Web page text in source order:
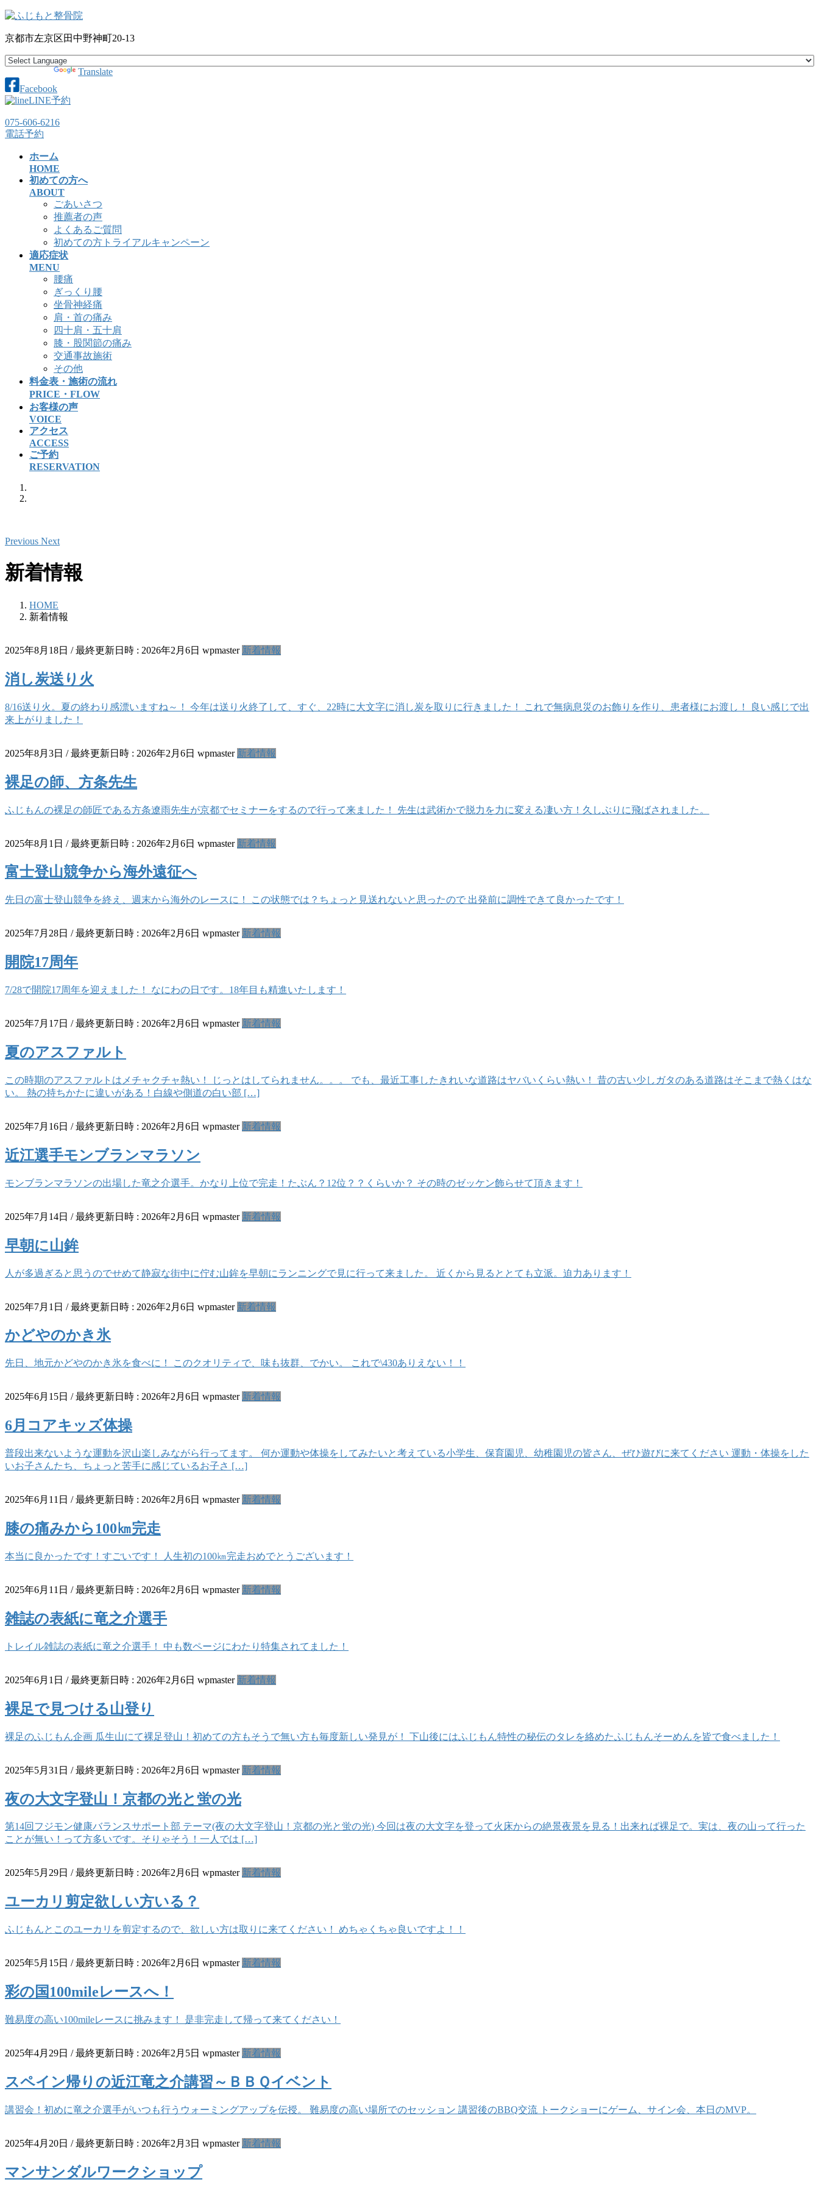
コ
テ
ン
ツ
へ
ス
キ
ッ
プ
ナ
ゲ
ー
シ
ョ
ン
に
移
動
京都市左京区田中野神町20-13
Translate
Facebook
LINE予約
075-606-6216
電話予約
ホーム
HOME
初めての方へ
ABOUT
ごあいさつ
推薦者の声
よくあるご質問
初めての方トライアルキャンペーン
適応症状
MENU
腰痛
ぎっくり腰
坐骨神経痛
肩・首の痛み
四十肩・五十肩
膝・股関節の痛み
交通事故施術
その他
料金表・施術の流れ
PRICE・FLOW
お客様の声
VOICE
アクセス
ACCESS
ご予約
RESERVATION
Previous Next
新着情報
HOME
新着情報
2025年8月18日 / 最終更新日時 : 2026年2月6日 wpmaster 新着情報
消し炭送り火
8/16送り火。夏の終わり感漂いますね～！ 今年は送り火終了して、すぐ、22時に大文字に消し炭を取りに行きました！ これで無病息災のお飾りを作り、患者様にお渡し！ 良い感じで出
来上がりました！
2025年8月3日 / 最終更新日時 : 2026年2月6日 wpmaster 新着情報
裸足の師、方条先生
ふじもんの裸足の師匠である方条遼雨先生が京都でセミナーをするので行って来ました！ 先生は武術かで脱力を力に変える凄い方！久しぶりに飛ばされました。
2025年8月1日 / 最終更新日時 : 2026年2月6日 wpmaster 新着情報
富士登山競争から海外遠征へ
先日の富士登山競争を終え、週末から海外のレースに！ この状態では？ちょっと見送れないと思ったので 出発前に調性できて良かったです！
2025年7月28日 / 最終更新日時 : 2026年2月6日 wpmaster 新着情報
開院17周年
7/28で開院17周年を迎えました！ なにわの日です。18年目も精進いたします！
2025年7月17日 / 最終更新日時 : 2026年2月6日 wpmaster 新着情報
夏のアスファルト
この時期のアスファルトはメチャクチャ熱い！ じっとはしてられません。。。 でも、最近工事したきれいな道路はヤバいくらい熱い！ 昔の古い少しガタのある道路はそこまで熱くはな
い。 熱の持ちかたに違いがある！白線や側道の白い部 […]
2025年7月16日 / 最終更新日時 : 2026年2月6日 wpmaster 新着情報
近江選手モンブランマラソン
モンブランマラソンの出場した竜之介選手。かなり上位で完走！たぶん？12位？？くらいか？ その時のゼッケン飾らせて頂きます！
2025年7月14日 / 最終更新日時 : 2026年2月6日 wpmaster 新着情報
早朝に山鉾
人が多過ぎると思うのでせめて静寂な街中に佇む山鉾を早朝にランニングで見に行って来ました。 近くから見るととても立派。迫力あります！
2025年7月1日 / 最終更新日時 : 2026年2月6日 wpmaster 新着情報
かどやのかき氷
先日、地元かどやのかき氷を食べに！ このクオリティで、味も抜群、でかい。 これで\430ありえない！！
2025年6月15日 / 最終更新日時 : 2026年2月6日 wpmaster 新着情報
6月コアキッズ体操
⁡普段出来ないような運動を沢山楽しみながら行ってます。 ⁡何か運動や体操をしてみたいと考えている小学生、保育園児、幼稚園児の皆さん、ぜひ遊びに来てください⁡ 運動・体操をした
いお子さんたち、ちょっと苦手に感じているお子さ […]
2025年6月11日 / 最終更新日時 : 2026年2月6日 wpmaster 新着情報
膝の痛みから100㎞完走
本当に良かったです！すごいです！ 人生初の100㎞完走おめでとうございます！
2025年6月11日 / 最終更新日時 : 2026年2月6日 wpmaster 新着情報
雑誌の表紙に竜之介選手
トレイル雑誌の表紙に竜之介選手！ 中も数ページにわたり特集されてました！
2025年6月1日 / 最終更新日時 : 2026年2月6日 wpmaster 新着情報
裸足で見つける山登り
裸足のふじもん企画 瓜生山にて裸足登山！初めての方もそうで無い方も毎度新しい発見が！ 下山後にはふじもん特性の秘伝のタレを絡めたふじもんそーめんを皆で食べました！
2025年5月31日 / 最終更新日時 : 2026年2月6日 wpmaster 新着情報
夜の大文字登山！京都の光と蛍の光
第14回フジモン健康バランスサポート部 テーマ(夜の大文字登山！京都の光と蛍の光) 今回は夜の大文字を登って火床からの絶景夜景を見る！出来れば裸足で。実は、夜の山って行った
ことが無い！って方多いです。そりゃそう！一人では […]
2025年5月29日 / 最終更新日時 : 2026年2月6日 wpmaster 新着情報
ユーカリ剪定欲しい方いる？
ふじもんとこのユーカリを剪定するので、欲しい方は取りに来てください！ めちゃくちゃ良いですよ！！
2025年5月15日 / 最終更新日時 : 2026年2月6日 wpmaster 新着情報
彩の国100mileレースへ！
難易度の高い100mileレースに挑みます！ 是非完走して帰って来てください！
2025年4月29日 / 最終更新日時 : 2026年2月5日 wpmaster 新着情報
スペイン帰りの近江竜之介講習～ＢＢＱイベント
講習会！初めに竜之介選手がいつも行うウォーミングアップを伝授。 難易度の高い場所でのセッション 講習後のBBQ交流 トークショーにゲーム、サイン会、本日のMVP。
2025年4月20日 / 最終更新日時 : 2026年2月3日 wpmaster 新着情報
マンサンダルワークショップ